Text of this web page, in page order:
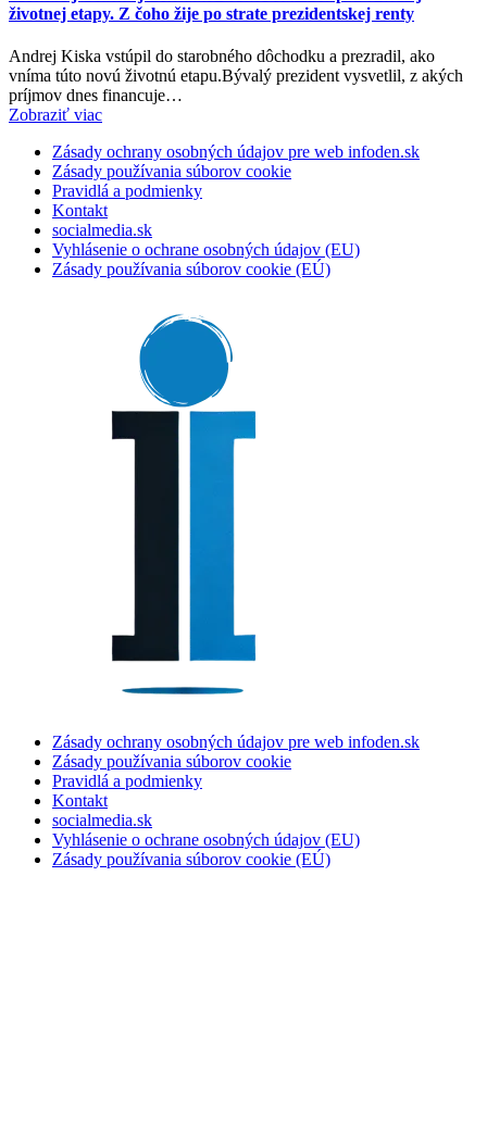
životnej etapy. Z čoho žije po strate prezidentskej renty
Andrej Kiska vstúpil do starobného dôchodku a prezradil, ako
vníma túto novú životnú etapu.Bývalý prezident vysvetlil, z akých
príjmov dnes financuje…
Zobraziť viac
Zásady ochrany osobných údajov pre web infoden.sk
Zásady používania súborov cookie
Pravidlá a podmienky
Kontakt
socialmedia.sk
Vyhlásenie o ochrane osobných údajov (EU)
Zásady používania súborov cookie (EÚ)
Zásady ochrany osobných údajov pre web infoden.sk
Zásady používania súborov cookie
Pravidlá a podmienky
Kontakt
socialmedia.sk
Vyhlásenie o ochrane osobných údajov (EU)
Zásady používania súborov cookie (EÚ)